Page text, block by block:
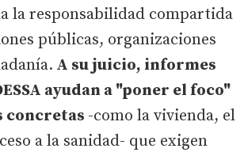
la responsabilidad compartida
públicas, organizaciones
A su juicio, informes
ayudan a "poner el foco"
concretas -como la vivienda, el
a la sanidad- que exigen